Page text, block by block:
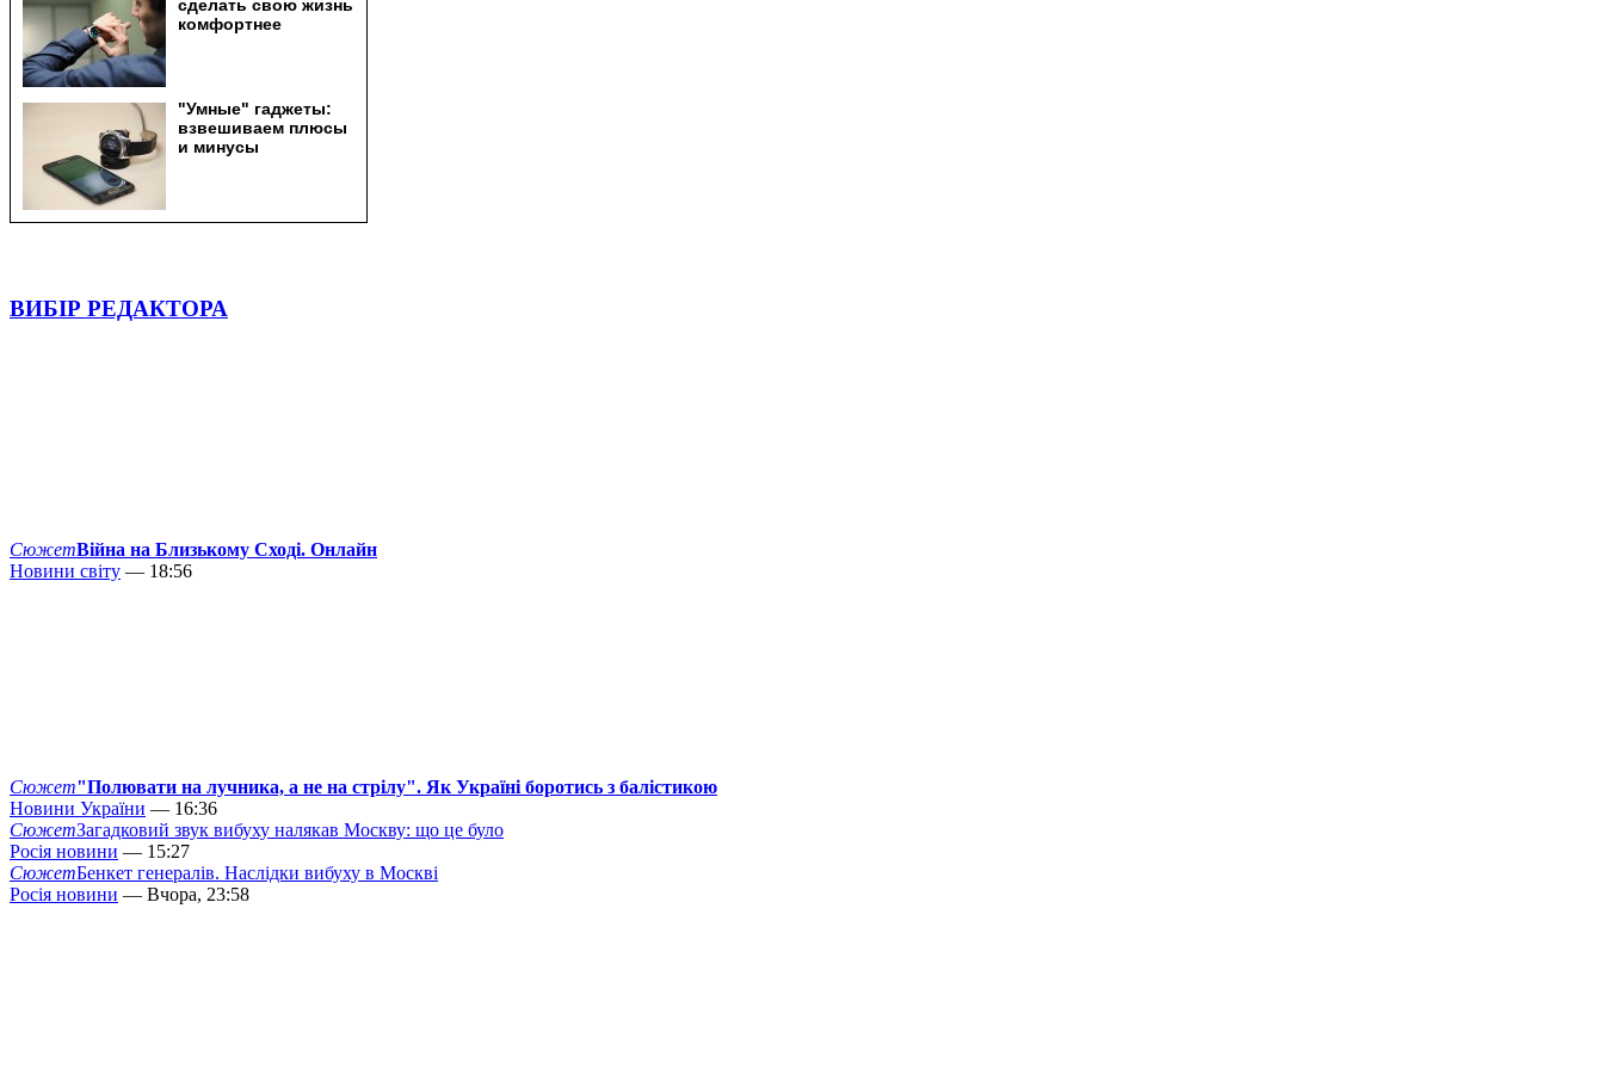
ВИБІР РЕДАКТОРА
СюжетВійна на Близькому Сході. Онлайн
Новини світу — 18:56
Сюжет"Полювати на лучника, а не на стрілу". Як Україні боротись з балістикою
Новини України — 16:36
СюжетЗагадковий звук вибуху налякав Москву: що це було
Росія новини — 15:27
СюжетБенкет генералів. Наслідки вибуху в Москві
Росія новини — Вчора, 23:58